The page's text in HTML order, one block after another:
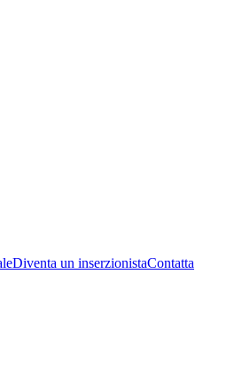
Diventa un inserzionistaContatta